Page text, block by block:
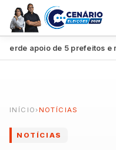
apoio de 5 prefeitos e
INÍCIO › NOTÍCIAS
NOTÍCIAS